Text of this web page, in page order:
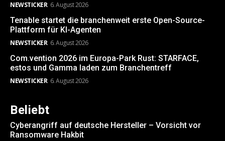
NEWSTICKER 6. August 2026
Tenable startet die branchenweit erste Open-Source-
Plattform für KI-Agenten
NEWSTICKER 6. August 2026
Com.vention 2026 im Europa-Park Rust: STARFACE,
estos und Gamma laden zum Branchentreff
NEWSTICKER 6. August 2026
Beliebt
Cyberangriff auf deutsche Hersteller – Vorsicht vor
Ransomware Hakbit